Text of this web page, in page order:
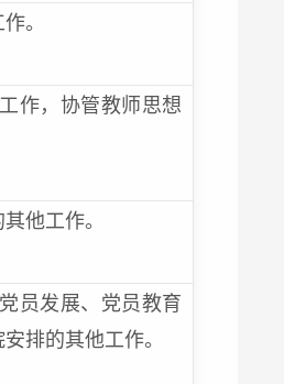
。
作，协管教师思想
他工作。
员发展、党员教育
排的其他工作。